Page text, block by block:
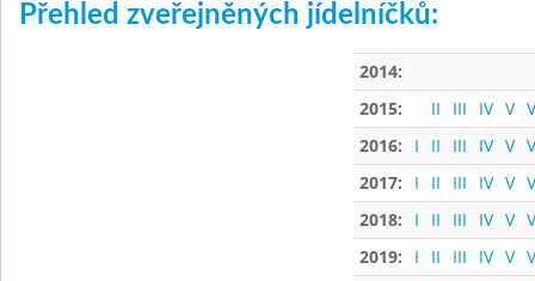
Přehled zveřejněných jídelníčků:
2014:
2015:
II III IV V
2016:
I II III IV V
2017:
I II III IV V
2018:
I II III IV V
2019:
I II III IV V